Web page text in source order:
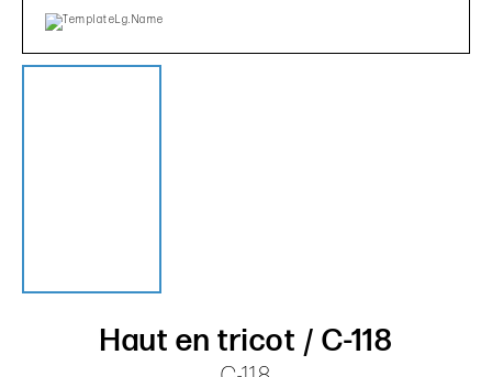
Haut en tricot / C-118